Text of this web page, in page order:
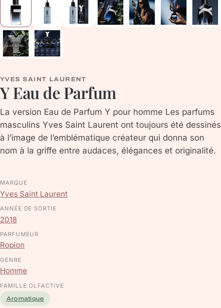
YVES SAINT LAURENT
Y Eau de Parfum
La version Eau de Parfum Y pour homme Les parfums
masculins Yves Saint Laurent ont toujours été dessinés
à l’image de l’emblématique créateur qui donna son
nom à la griffe entre audaces, élégances et originalité.
MARQUE
Yves Saint Laurent
ANNÉE DE SORTIE
2018
PARFUMEUR
Ropion
GENRE
Homme
FAMILLE OLFACTIVE
Aromatique